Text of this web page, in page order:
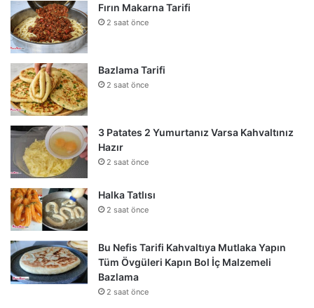
Fırın Makarna Tarifi
2 saat önce
Bazlama Tarifi
2 saat önce
3 Patates 2 Yumurtanız Varsa Kahvaltınız
Hazır
2 saat önce
Halka Tatlısı
2 saat önce
Bu Nefis Tarifi Kahvaltıya Mutlaka Yapın
Tüm Övgüleri Kapın Bol İç Malzemeli
Bazlama
2 saat önce